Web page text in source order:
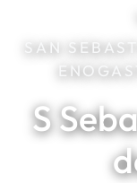
SAN
S